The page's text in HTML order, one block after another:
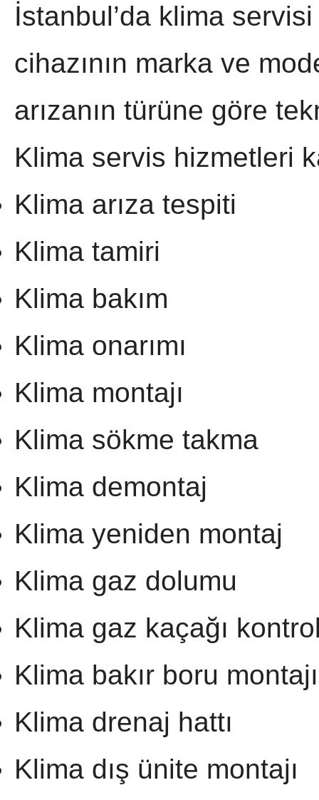
İstanbul’da klima
cihazının marka ve
arızanın türüne göre
Klima servis hizmetleri
Klima arıza tespiti
Klima tamiri
Klima bakım
Klima onarımı
Klima montajı
Klima sökme takma
Klima demontaj
Klima yeniden montaj
Klima gaz dolumu
Klima gaz kaçağı
Klima bakır boru montajı
Klima drenaj hattı
Klima dış ünite montajı